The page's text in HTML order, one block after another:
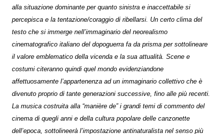
alla situazione dominante per quanto sinistra e inaccettabile si
percepisca e la tentazione/coraggio di ribellarsi. Un certo clima del
testo che si immerge nell’immaginario del neorealismo
cinematografico italiano del dopoguerra fa da prisma per sottolineare
il valore emblematico della vicenda e la sua attualità. Scene e
costumi citeranno quindi quel mondo evidenziandone
affettuosamente l’appartenenza ad un immaginario collettivo che è
divenuto proprio di tante generazioni successive, fino alle più recenti.
La musica costruita alla “manière de” i grandi temi di commento del
cinema di quegli anni e della cultura popolare delle canzonette
dell’epoca, sottolineerà l’impostazione antinaturalista nel senso più